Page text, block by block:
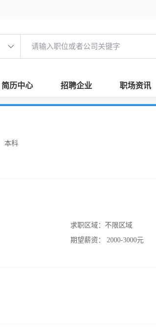
简历中心 招聘企业 职场资讯
本科
求职区域： 不限区域
期望薪资：
2000-3000元